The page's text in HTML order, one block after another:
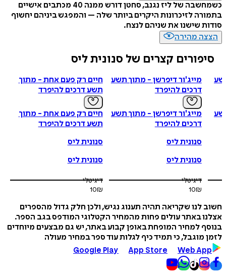
כשמחשבה של ליז נגנב, סחטן דורש ממנה 40 מכתבים אישיים
לזיכרונות היקרים ביותר שלה – והמפגש ביניהם יחשוף
שישנו את שניהם לנצח.
מהירה
סיפורים קצרים של סנונית ליס
מייג'ור דיפרשן - מתוך תשע
דרכים להיפרד
מייג'ור דיפרשן - מתוך תשע
דרכים להיפרד
סנונית ליס
סנונית ליס
דיגיטלי
10
חיים רק פעם אחת - מתוך
תשע דרכים להיפרד
חיים רק פעם אחת - מתוך
תשע דרכים להיפרד
סנונית ליס
סנונית ליס
דיגיטלי
10
לנו שקריאה תהיה תענוג נגיש, ולכן חלק גדול מהספרים
באתר עולים פחות מהמחיר הקטלוגי המודפס בגב הספר.
למחיר המופחת באופן קבוע באתר, יש גם מבצעים מיוחדים
מוגבל, כי תמיד כיף לגלות עוד ספר במחיר מעולה
Google Play
App Store Web App